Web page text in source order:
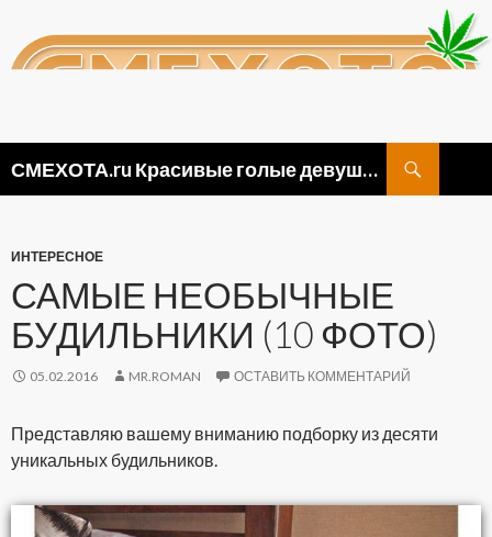
СМЕХОТА.ru Красивые голые девушки, прикольные картинки ню и видео приколы
ИНТЕРЕСНОЕ
САМЫЕ НЕОБЫЧНЫЕ
БУДИЛЬНИКИ (10 ФОТО)
05.02.2016 MR.ROMAN ОСТАВИТЬ КОММЕНТАРИЙ
Представляю вашему вниманию подборку из десяти
уникальных будильников.